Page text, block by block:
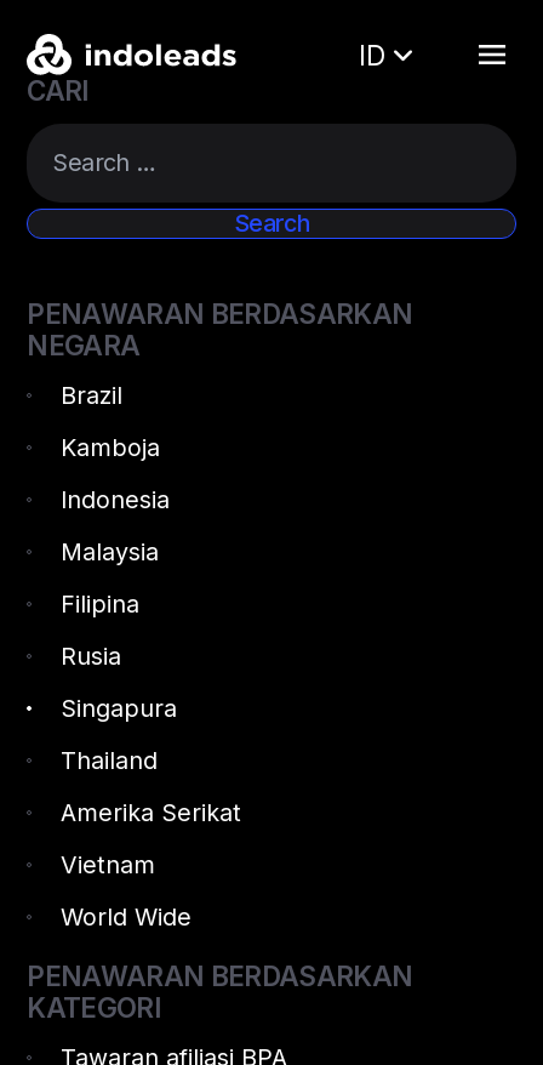
ID
CARI
PENAWARAN BERDASARKAN
NEGARA
Brazil
Kamboja
Indonesia
Malaysia
Filipina
Rusia
Singapura
Thailand
Amerika Serikat
Vietnam
World Wide
PENAWARAN BERDASARKAN
KATEGORI
Tawaran afiliasi BPA